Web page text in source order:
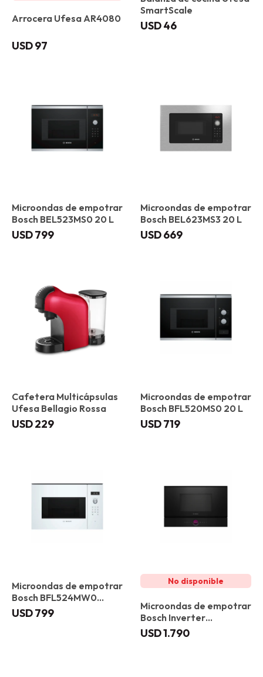
Arrocera Ufesa AR4080
USD97
SmartScale
USD46
Microondas de empotrar
Bosch BEL523MS0 20 L
USD799
Microondas de empotrar
Bosch BEL623MS3 20 L
USD669
Cafetera Multicápsulas
Ufesa Bellagio Rossa
USD229
Microondas de empotrar
Bosch BFL520MS0 20 L
USD719
Microondas de empotrar
Bosch BFL524MW0
Blanco
USD799
Microondas de empotrar
Bosch Inverter
BFL7221B1 Gourmet
USD1.790